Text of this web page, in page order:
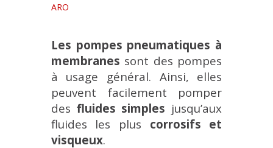
Les pompes pneumatiques à
membranes sont des pompes
à usage général. Ainsi, elles
peuvent facilement pomper
des fluides simples jusqu’aux
fluides les plus corrosifs et
visqueux.